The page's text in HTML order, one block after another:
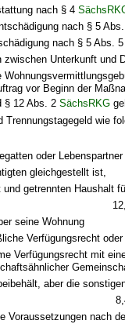
nach § 4
nach § 5
nach § 5 Abs.
zwischen Unterkunft und
vor Beginn der
§ 12 Abs. 2SächsRKG
Trennungstagegeld wie
oder
gleichgestellt ist,
und getrennten Haushalt
seine Wohnung
Verfügungsrecht oder
Verfügungsrecht mit
aber die
Voraussetzungen nach